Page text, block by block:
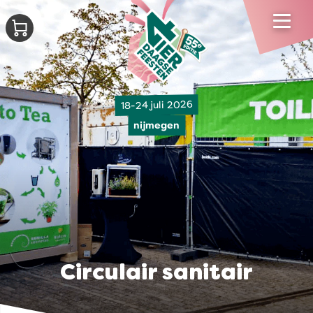
18-24 juli 2026
nijmegen
Circulair sanitair